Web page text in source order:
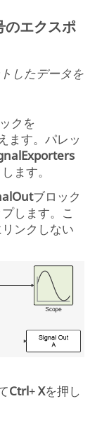
のエクスポ
したデータを
クを
ます。パレッ
ます。
ブロック
します。こ
ンクしない
Ctrl+Xを押し